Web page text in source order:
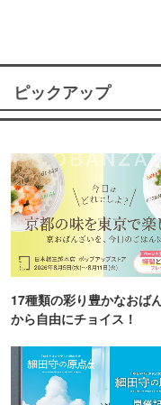
ピックアップ
17種類の彩り豊かなおば
から自由にチョイス！